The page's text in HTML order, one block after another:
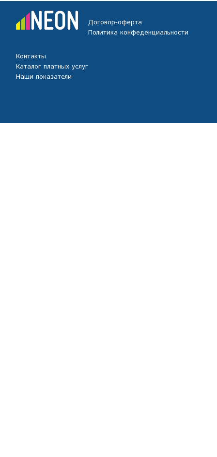
Договор-оферта
Политика конфеденциальности
Контакты
Каталог платных услуг
Наши показатели